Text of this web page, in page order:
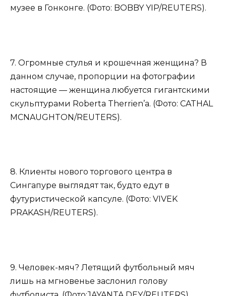
музее в Гонконге. (Фото: BOBBY YIP/REUTERS).
7. Огромные стулья и крошечная женщина? В
данном случае, пропорции на фотографии
настоящие — женщина любуется гигантскими
скульптурами Roberta Therrien’a. (Фото: CATHAL
MCNAUGHTON/REUTERS).
8. Клиенты нового торгового центра в
Сингапуре выглядят так, будто едут в
футуристической капсуле. (Фото: VIVEK
PRAKASH/REUTERS).
9. Человек-мяч? Летящий футбольный мяч
лишь на мгновенье заслонил голову